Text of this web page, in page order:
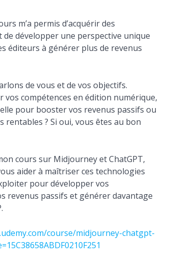
m’a permis d’acquérir des
de développer une perspective unique
éditeurs à générer plus de revenus
de vous et de vos objectifs.
vos compétences en édition numérique,
pour booster vos revenus passifs ou
rentables ? Si oui, vous êtes au bon
cours sur Midjourney et ChatGPT,
aider à maîtriser ces technologies
pour développer vos
revenus passifs et générer davantage
course/midjourney-chatgpt-